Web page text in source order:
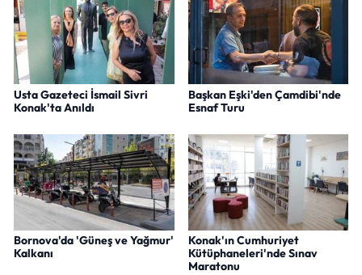
Usta Gazeteci İsmail Sivri
Konak'ta Anıldı
Başkan Eşki'den Çamdibi'nde
Esnaf Turu
Bornova'da 'Güneş ve Yağmur'
Kalkanı
Konak'ın Cumhuriyet
Kütüphaneleri'nde Sınav
Maratonu